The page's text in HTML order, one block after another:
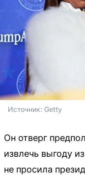
Источник: Getty
Он отверг
извлечь выгоду
не просила